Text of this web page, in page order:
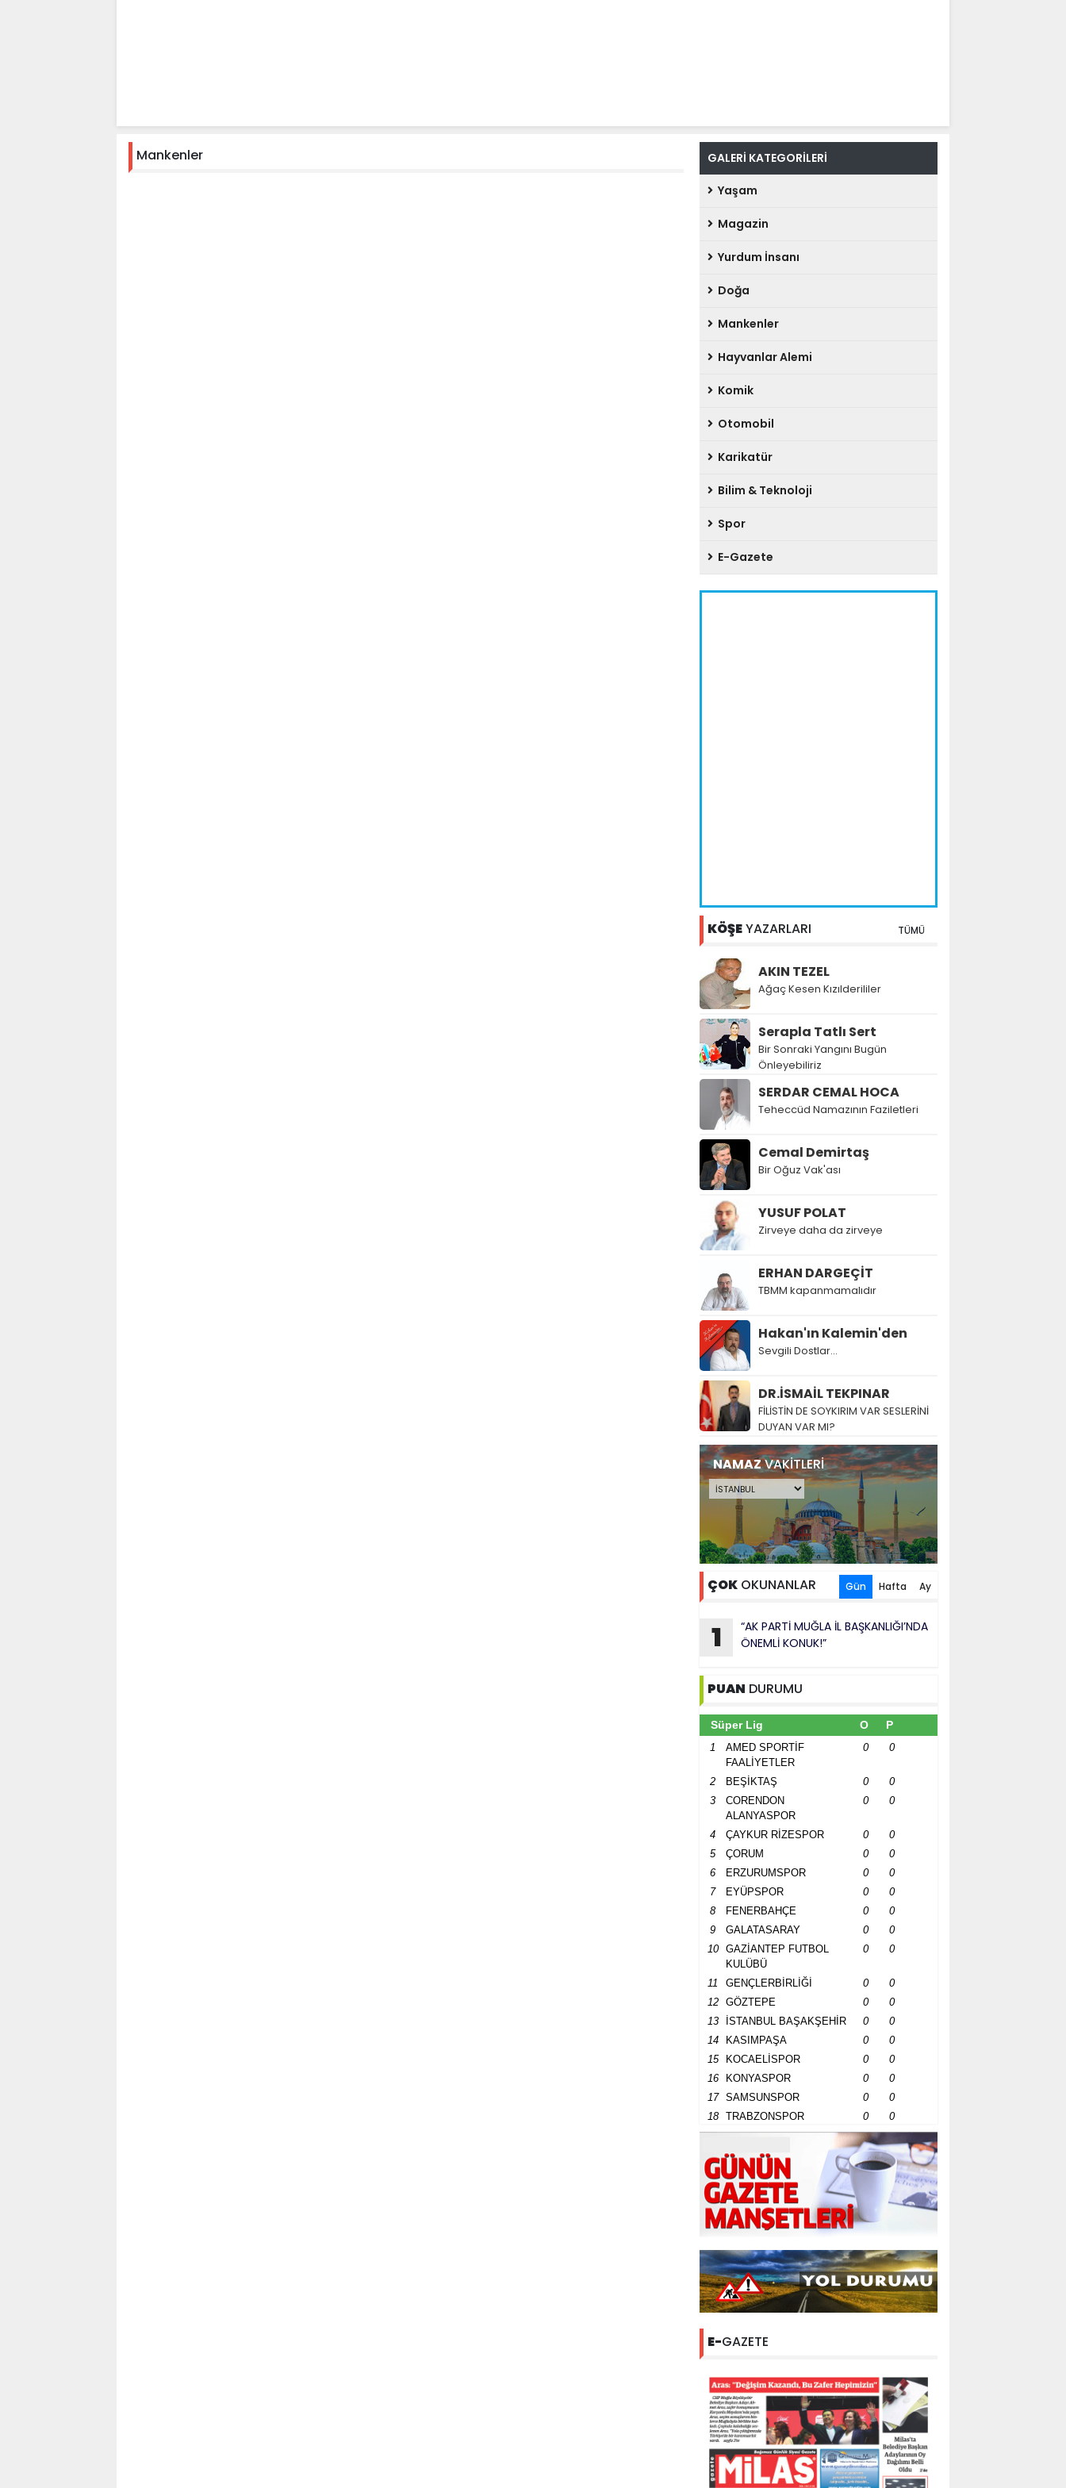
Mankenler GALERİ KATEGORİLERİ
Yaşam
Magazin
Yurdum İnsanı
Doğa
Mankenler
Hayvanlar Alemi
Komik
Otomobil
Karikatür
Bilim & Teknoloji
Spor
E-Gazete
KÖŞEYAZARLARI TÜMÜ
AKIN TEZEL
Ağaç Kesen Kızılderililer
Serapla Tatlı Sert
Bir Sonraki Yangını Bugün
Önleyebiliriz
SERDAR CEMAL HOCA
Teheccüd Namazının Faziletleri
Cemal Demirtaş
Bir Oğuz Vak'ası
YUSUF POLAT
Zirveye daha da zirveye
ERHAN DARGEÇİT
TBMM kapanmamalıdır
Hakan'ın Kalemin'den
Sevgili Dostlar...
DR.İSMAİL TEKPINAR
FİLİSTİN DE SOYKIRIM VAR SESLERİNİ
DUYAN VAR MI?
NAMAZVAKİTLERİ
ÇOK OKUNANLAR Gün Hafta Ay
1
“AK PARTİ MUĞLA İL BAŞKANLIĞI’NDA
ÖNEMLİ KONUK!”
PUAN DURUMU
Süper Lig O P
1
AMED SPORTİF
FAALİYETLER
0 0
2 BEŞİKTAŞ 0
0
3
CORENDON
ALANYASPOR
0 0
4 ÇAYKUR RİZESPOR 0
0
5
ÇORUM 0
0
6
ERZURUMSPOR 0
0
7
EYÜPSPOR 0
0
8
FENERBAHÇE 0
0
9
GALATASARAY 0
0
10
GAZİANTEP FUTBOL
KULÜBÜ
0 0
11 GENÇLERBİRLİĞİ 0
0
12
GÖZTEPE 0
0
13
İSTANBUL BAŞAKŞEHİR 0
0
14
KASIMPAŞA 0
0
15
KOCAELİSPOR 0
0
16
KONYASPOR 0
0
17
SAMSUNSPOR 0
0
18
TRABZONSPOR 0 0
E-GAZETE